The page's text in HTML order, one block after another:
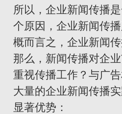
所以，企业新闻传播
个原因，企业新闻传
概而言之，企业新闻
那么，新闻传播对企
重视传播工作？与广
大量的企业新闻传播
显著优势：